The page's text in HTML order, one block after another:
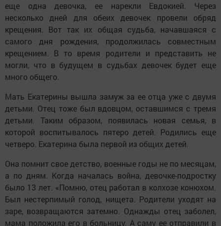
еще одна девочка, ее нарекли Евдокией. Через
несколько дней для обеих девочек провели обряд
крещения. Вот так их общая судьба, начавшаяся с
самого дня рождения, продолжилась совместным
крещением. В то время родители и представить не
могли, что в будущем в судьбах девочек будет еще
много общего.
Мать Екатерины вышла замуж за ее отца уже с двумя
детьми. Отец тоже был вдовцом, оставшимся с тремя
детьми. Таким образом, появилась новая семья, в
которой воспитывалось пятеро детей. Родились еще
четверо. Екатерина была первой из общих детей.
Она помнит свое детство, военные годы не по месяцам,
а по дням. Когда началась война, девочке-подростку
было 13 лет. «Помню, отец работал в колхозе конюхом.
Был нестерпимый голод, нищета. Родители уходят на
заре, возвращаются затемно. Однажды отец заболел,
мама положила его в больницу. А саму ее отправили в